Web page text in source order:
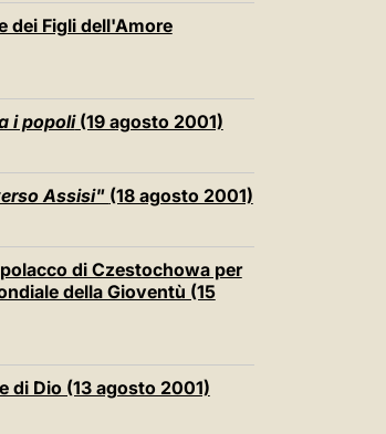
dei Figli dell'Amore
i popoli(19 agosto 2001)
Assisi" (18 agosto 2001)
di Czestochowa per
della Gioventù (15
di Dio (13 agosto 2001)